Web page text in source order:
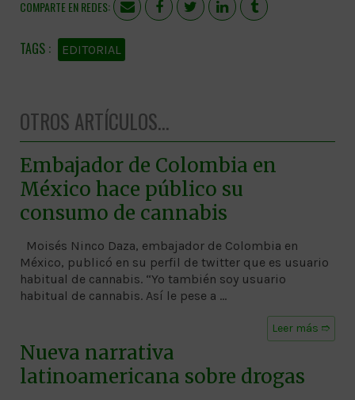
COMPARTE EN REDES:
EDITORIAL
OTROS ARTÍCULOS...
Embajador de Colombia en
México hace público su
consumo de cannabis
Moisés Ninco Daza, embajador de Colombia en
México, publicó en su perfil de twitter que es usuario
habitual de cannabis. “Yo también soy usuario
habitual de cannabis. Así le pese a …
Leer más ➱
Nueva narrativa
latinoamericana sobre drogas